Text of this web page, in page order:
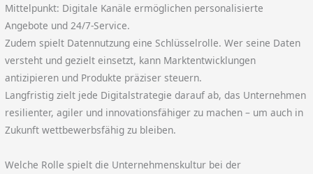
Mittelpunkt: Digitale Kanäle ermöglichen personalisierte
Angebote und 24/7-Service.
Zudem spielt Datennutzung eine Schlüsselrolle. Wer seine Daten
versteht und gezielt einsetzt, kann Marktentwicklungen
antizipieren und Produkte präziser steuern.
Langfristig zielt jede Digitalstrategie darauf ab, das Unternehmen
resilienter, agiler und innovationsfähiger zu machen – um auch in
Zukunft wettbewerbsfähig zu bleiben.
Welche Rolle spielt die Unternehmenskultur bei der